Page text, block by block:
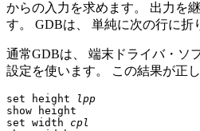
からの入力を求めます。 出力を
す。 GDBは、 単純に次の行に折
通常GDBは、 端末ドライバ・ソ
設定を使います。 この結果が正
set height
lpp
show height
set width cpl